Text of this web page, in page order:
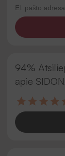
94%
apie